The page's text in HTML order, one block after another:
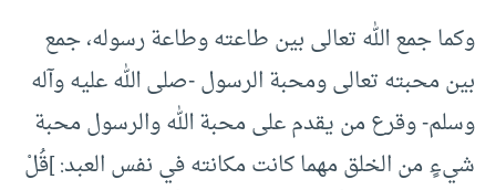
وكما جمع الله تعالى بين طاعته وطاعة رسوله، جمع
بين محبته تعالى ومحبة الرسول -صلى الله عليه وآله
وسلم- وقرع من يقدم على محبة الله والرسول محبة
شيءٍ من الخلق مهما كانت مكانته في نفس العبد: ]قُلْ